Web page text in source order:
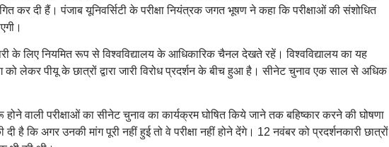
कर दी हैं। पंजाब यूनिवर्सिटी के परीक्षा नियंत्रक जगत भूषण ने कहा कि परीक्षाओं की संशोधित
के लिए नियमित रूप से विश्वविद्यालय के आधिकारिक चैनल देखते रहें। विश्वविद्यालय का यह
को लेकर पीयू के छात्रों द्वारा जारी विरोध प्रदर्शन के बीच हुआ है। सीनेट चुनाव एक साल से अधिक
वाली परीक्षाओं का सीनेट चुनाव का कार्यक्रम घोषित किये जाने तक बहिष्कार करने की घोषणा
है कि अगर उनकी मांग पूरी नहीं हुई तो वे परीक्षा नहीं होने देंगे। 12 नवंबर को प्रदर्शनकारी छात्रों